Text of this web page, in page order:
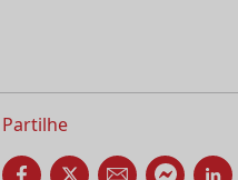
Partilhe